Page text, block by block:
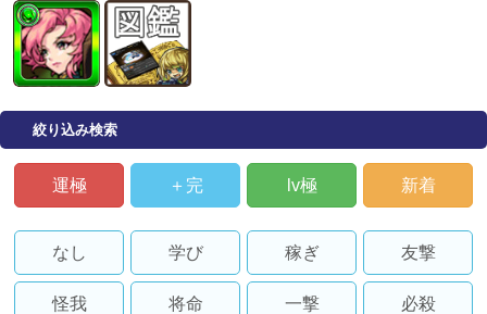
絞り込み検索
運極 ＋完 lv極 新着
なし 学び 稼ぎ 友撃
怪我 将命 一撃 必殺